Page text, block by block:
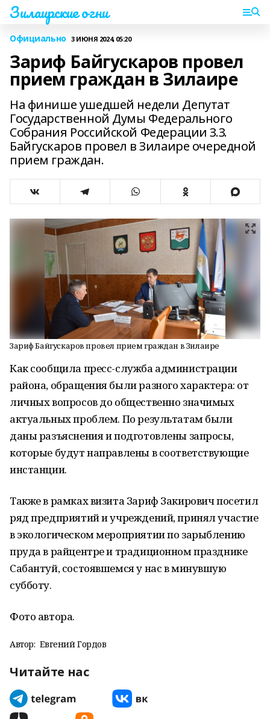
Зилаирские огни
Официально 3 ИЮНЯ 2024, 05:20
Зариф Байгускаров провел
прием граждан в Зилаире
На финише ушедшей недели Депутат
Государственной Думы Федерального
Собрания Российской Федерации З.З.
Байгускаров провел в Зилаире очередной
прием граждан.
Зариф Байгускаров провел прием граждан в Зилаире
Как сообщила пресс-служба администрации
района, обращения были разного характера: от
личных вопросов до общественно значимых
актуальных проблем. По результатам были
даны разъяснения и подготовлены запросы,
которые будут направлены в соответствующие
инстанции.
Также в рамках визита Зариф Закирович посетил
ряд предприятий и учреждений, принял участие
в экологическом мероприятии по зарыблению
пруда в райцентре и традиционном празднике
Сабантуй, состоявшемся у нас в минувшую
субботу.
Фото автора.
Автор: Евгений Гордов
Читайте нас